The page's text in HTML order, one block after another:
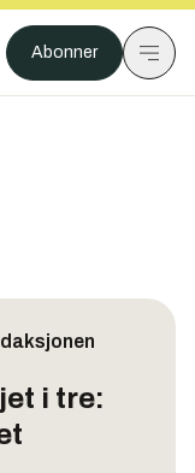
Abonner
i tre: